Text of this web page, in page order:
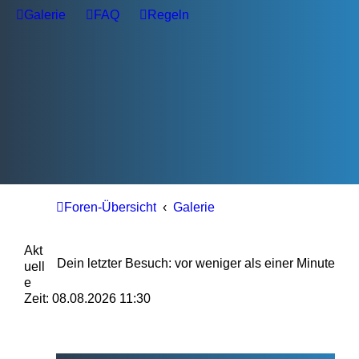
Galerie FAQ Regeln
Foren-Übersicht Galerie
Dein letzter Besuch: vor weniger als einer Minute
Akt
uell
e
Zeit: 08.08.2026 11:30